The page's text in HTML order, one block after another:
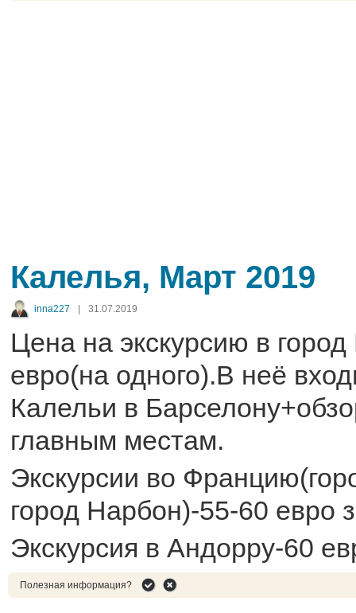
Калелья, Март 2019
inna227 31.07.2019
Цена на экскурсию в
евро(на одного).В неё
Калельи в
главным местам.
Экскурсии во
город Нарбон)-55-60 евро
Экскурсия в Андорру-60
Полезная информация?